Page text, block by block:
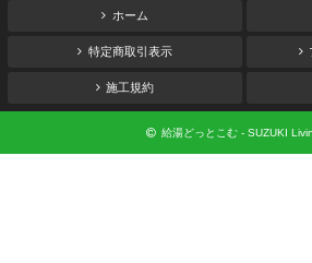
ホーム
特定商取引表示
施工規約
給湯どっとこむ - SUZUKI